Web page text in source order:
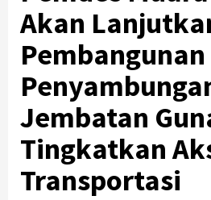
Akan
Pembangunan
Jembatan
Tingkatkan
Transportasi